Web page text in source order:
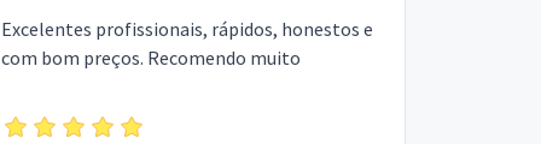
Excelentes profissionais, rápidos, honestos e
com bom preços. Recomendo muito